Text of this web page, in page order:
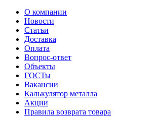
О компании
Новости
Статьи
Доставка
Оплата
Вопрос-ответ
Объекты
ГОСТы
Вакансии
Калькулятор металла
Акции
Правила возврата товара